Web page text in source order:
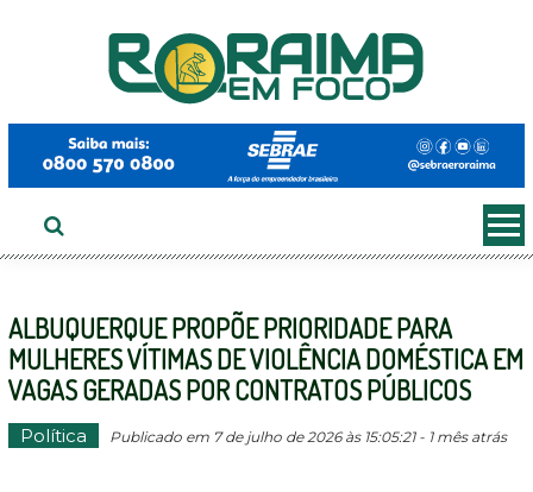
ALBUQUERQUE PROPÕE PRIORIDADE PARA
MULHERES VÍTIMAS DE VIOLÊNCIA DOMÉSTICA EM
VAGAS GERADAS POR CONTRATOS PÚBLICOS
Política Publicado em 7 de julho de 2026 às 15:05:21 - 1 mês atrás